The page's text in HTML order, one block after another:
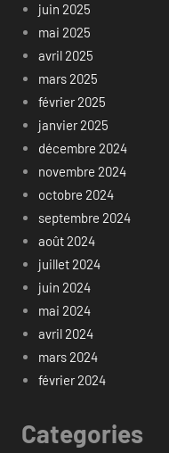
juin 2025
mai 2025
avril 2025
mars 2025
février 2025
janvier 2025
décembre 2024
novembre 2024
octobre 2024
septembre 2024
août 2024
juillet 2024
juin 2024
mai 2024
avril 2024
mars 2024
février 2024
Categories